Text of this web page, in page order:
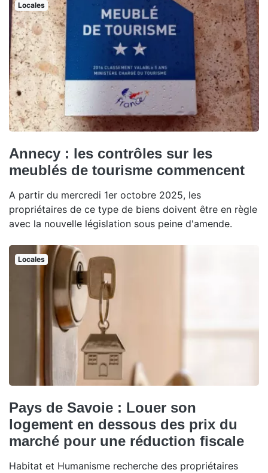
Locales
Annecy : les contrôles sur les
meublés de tourisme commencent
A partir du mercredi 1er octobre 2025, les
propriétaires de ce type de biens doivent être en règle
avec la nouvelle législation sous peine d'amende.
Locales
Pays de Savoie : Louer son
logement en dessous des prix du
marché pour une réduction fiscale
Habitat et Humanisme recherche des propriétaires